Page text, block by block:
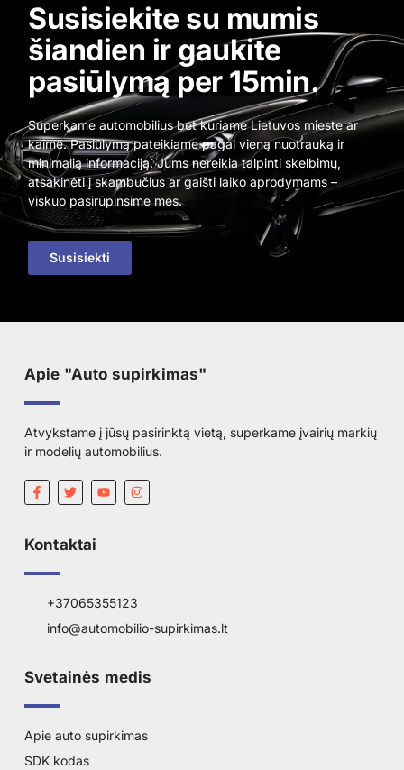
Susisiekite su mumis
šiandien ir gaukite
pasiūlymą per 15min.
Superkame automobilius bet kuriame Lietuvos mieste ar
kaime. Pasiūlymą pateikiame pagal vieną nuotrauką ir
minimalią informaciją. Jums nereikia talpinti skelbimų,
atsakinėti į skambučius ar gaišti laiko aprodymams –
viskuo pasirūpinsime mes.
Susisiekti
Apie "Auto supirkimas"
Atvykstame į jūsų pasirinktą vietą, superkame įvairių markių
ir modelių automobilius.
Kontaktai
+37065355123
info@automobilio-supirkimas.lt
Svetainės medis
Apie auto supirkimas
SDK kodas